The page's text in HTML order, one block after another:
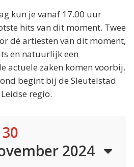
kun je vanaf 17.00 uur
hits van dit moment. Twee
dé artiesten van dit moment,
en natuurlijk een
actuele zaken komen voorbij.
begint bij de Sleutelstad
regio.
2024